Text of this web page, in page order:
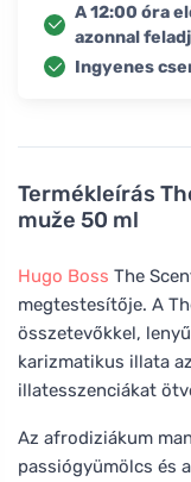
Termékleírás
muže 50 ml
Hugo Boss The
megtestesítője. A
összetevőkkel,
karizmatikus illata
illatesszenciákat
Az afrodiziákum
passiógyümölcs és
A 12:00 óra
azonnal
Ingyenes